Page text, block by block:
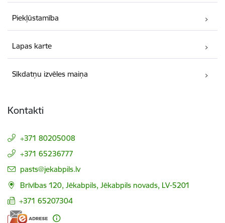
Piekļūstamība
Lapas karte
Sīkdatņu izvēles maiņa
Kontakti
+371 80205008
+371 65236777
E-pasts:
pasts@jekabpils.lv
Brīvības 120, Jēkabpils, Jēkabpils novads, LV-5201
+371 65207304